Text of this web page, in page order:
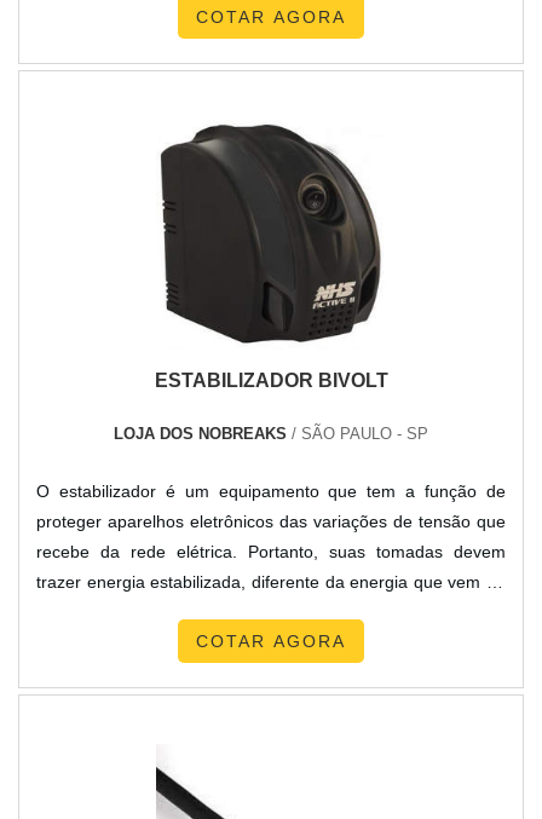
para garantir a confiabilidade de unidade sob teste (UUT).
COTAR AGORA
ESTABILIZADOR BIVOLT
LOJA DOS NOBREAKS / SÃO PAULO - SP
O estabilizador é um equipamento que tem a função de
proteger aparelhos eletrônicos das variações de tensão que
recebe da rede elétrica. Portanto, suas tomadas devem
trazer energia estabilizada, diferente da energia que vem da
potências e tensões, como estabilizador bivolt, estabilizador
COTAR AGORA